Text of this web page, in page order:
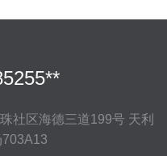
社区海德三道199号 天利